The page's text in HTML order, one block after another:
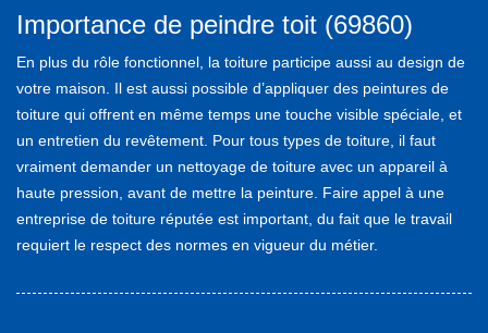
Importance de peindre toit (69860)
En plus du rôle fonctionnel, la toiture participe aussi au design de
votre maison. Il est aussi possible d’appliquer des peintures de
toiture qui offrent en même temps une touche visible spéciale, et
un entretien du revêtement. Pour tous types de toiture, il faut
vraiment demander un nettoyage de toiture avec un appareil à
haute pression, avant de mettre la peinture. Faire appel à une
entreprise de toiture réputée est important, du fait que le travail
requiert le respect des normes en vigueur du métier.